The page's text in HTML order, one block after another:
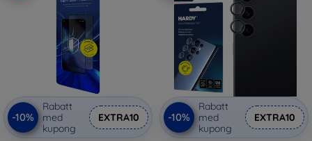
-10%
Rabatt
med
kupong
EXTRA10 -10%
Rabatt
med
kupong
EXTRA10